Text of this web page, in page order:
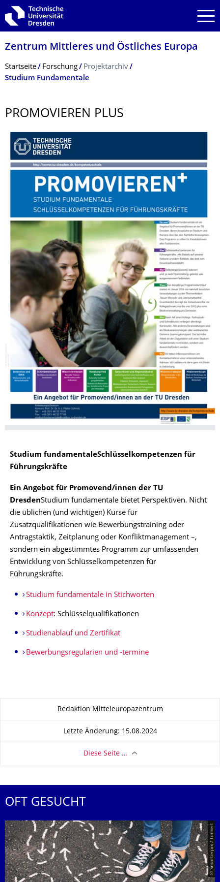
Zur Hauptnavigation springen
Zur Suche springen
Zum Inhalt springen
Zentrum Mittleres und Östliches Europa
Breadcrumb-Menü
Startseite Forschung
Projektarchiv
Studium Fundamentale
PROMOVIEREN PLUS
Studium fundamentaleSchlüsselkompetenzen für
Führungskräfte
Ein Angebot für Promovend/innen der TU
DresdenStudium fundamentale bietet Perspektiven. Nicht
die üblichen (und wichtigen) Kurse für
Zusatzqualifikationen wie Bewerbungstraining oder
Antragstaktik, Zeitplanung oder Konfliktmanagement –,
sondern ein abgestimmtes Programm zur umfassenden
Entwicklung von Schlüsselkompetenzen für
Führungskräfte.
Studium fundamentale in Stichworten
Konzept: Schlüsselqualifikationen
Studienablauf und Zertifikat
Bewerbungsregularien und -termine
Zu dieser SeiteRedaktion Mitteleuropazentrum
Letzte Änderung: 15.08.2024
Diese Seite …
OFT GESUCHT
© Smarterpix / tomert